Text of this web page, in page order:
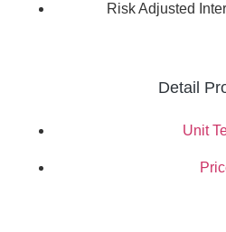
Risk Adjusted
Detail
Unit